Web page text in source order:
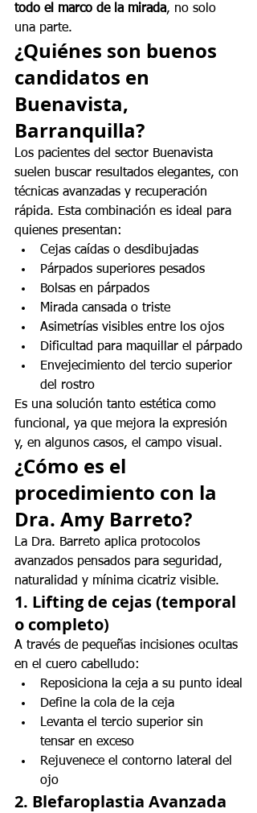
todo el marco de la mirada, no solo
una parte.
¿Quiénes son buenos
candidatos en
Buenavista,
Barranquilla?
Los pacientes del sector Buenavista
suelen buscar resultados elegantes, con
técnicas avanzadas y recuperación
rápida. Esta combinación es ideal para
quienes presentan:
Cejas caídas o desdibujadas
Párpados superiores pesados
Bolsas en párpados
Mirada cansada o triste
Asimetrías visibles entre los ojos
Dificultad para maquillar el párpado
Envejecimiento del tercio superior
del rostro
Es una solución tanto estética como
funcional, ya que mejora la expresión
y, en algunos casos, el campo visual.
¿Cómo es el
procedimiento con la
Dra. Amy Barreto?
La Dra. Barreto aplica protocolos
avanzados pensados para seguridad,
naturalidad y mínima cicatriz visible.
1. Lifting de cejas (temporal
o completo)
A través de pequeñas incisiones ocultas
en el cuero cabelludo:
Reposiciona la ceja a su punto ideal
Define la cola de la ceja
Levanta el tercio superior sin
tensar en exceso
Rejuvenece el contorno lateral del
ojo
2. Blefaroplastia Avanzada